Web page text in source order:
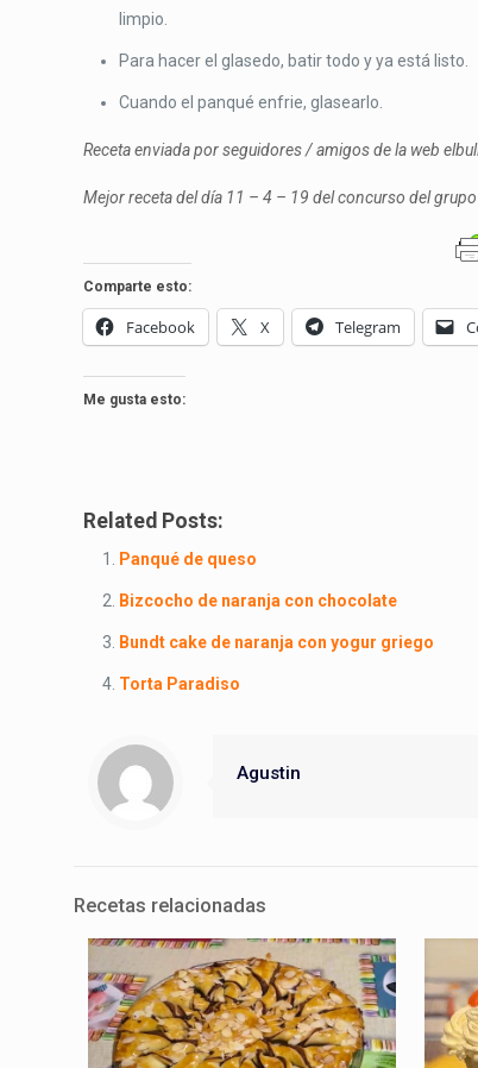
limpio.
Para hacer el glasedo, batir todo y ya está listo.
Cuando el panqué enfrie, glasearlo.
Receta enviada por seguidores / amigos de la web
Mejor receta del día 11 – 4 – 19 del concurso del
Comparte esto:
Facebook X Telegram
Me gusta esto:
Related Posts:
Panqué de queso
Bizcocho de naranja con chocolate
Bundt cake de naranja con yogur griego
Torta Paradiso
Agustin
Recetas relacionadas